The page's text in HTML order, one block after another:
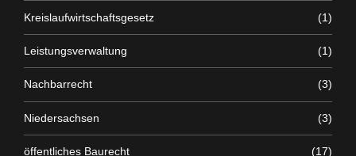
Kreislaufwirtschaftsgesetz (1)
Leistungsverwaltung (1)
Nachbarrecht (3)
Niedersachsen (3)
öffentliches Baurecht (17)